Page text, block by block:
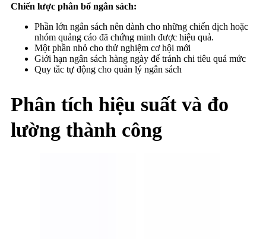
Chiến lược phân bổ ngân sách:
Phần lớn ngân sách nên dành cho những chiến dịch hoặc
nhóm quảng cáo đã chứng minh được hiệu quả.
Một phần nhỏ cho thử nghiệm cơ hội mới
Giới hạn ngân sách hàng ngày để tránh chi tiêu quá mức
Quy tắc tự động cho quản lý ngân sách
Phân tích hiệu suất và đo
lường thành công